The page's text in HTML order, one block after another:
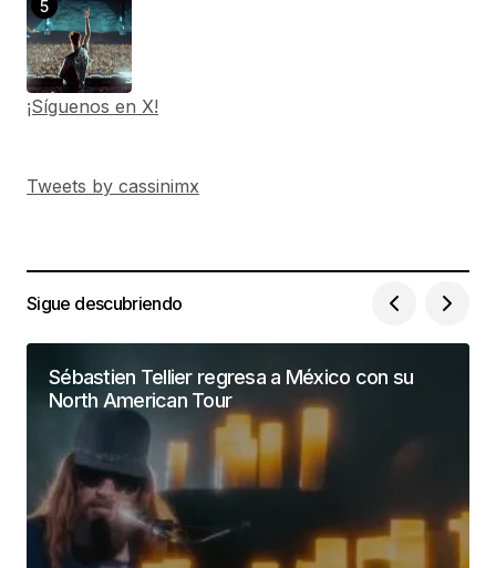
¡Síguenos en X!
Tweets by cassinimx
Sigue descubriendo
Sébastien Tellier regresa a México con su
North American Tour